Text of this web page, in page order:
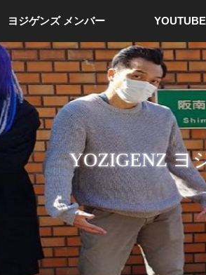
ヨジゲンズ メンバー YOUTUBE
YOZIGENZ ヨ